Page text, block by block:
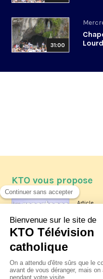
31:00
KTO vous propose
Article
Les
La
XIV à
jeudi 6